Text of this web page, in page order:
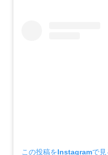
この投稿をInstagramで見